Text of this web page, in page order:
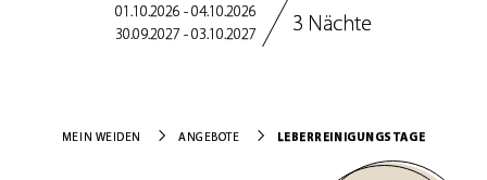
01.10.2026 - 04.10.2026
30.09.2027 - 03.10.2027
3 Nächte
MEIN WEIDEN ANGEBOTE LEBERREINIGUNGSTAGE